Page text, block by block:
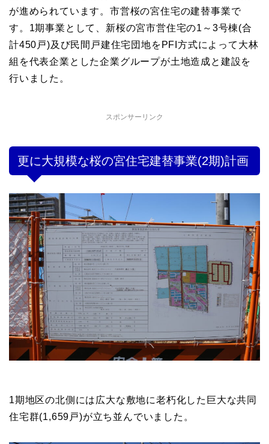
が進められています。市営桜の宮住宅の建替事業で
す。1期事業として、新桜の宮市営住宅の1～3号棟(合
計450戸)及び民間戸建住宅団地をPFI方式によって大林
組を代表企業とした企業グループが土地造成と建設を
行いました。
スポンサーリンク
更に大規模な桜の宮住宅建替事業(2期)計画
1期地区の北側には広大な敷地に老朽化した巨大な共同
住宅群(1,659戸)が立ち並んでいました。